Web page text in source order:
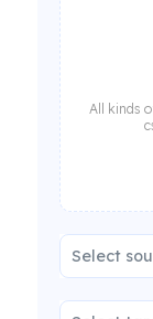
All kinds
Select